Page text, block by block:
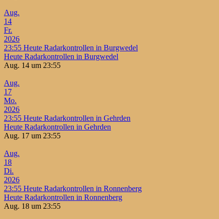
Aug.
14
Fr.
2026
23:55 Heute Radarkontrollen in Burgwedel
Heute Radarkontrollen in Burgwedel
Aug. 14 um 23:55
Aug.
17
Mo.
2026
23:55 Heute Radarkontrollen in Gehrden
Heute Radarkontrollen in Gehrden
Aug. 17 um 23:55
Aug.
18
Di.
2026
23:55 Heute Radarkontrollen in Ronnenberg
Heute Radarkontrollen in Ronnenberg
Aug. 18 um 23:55